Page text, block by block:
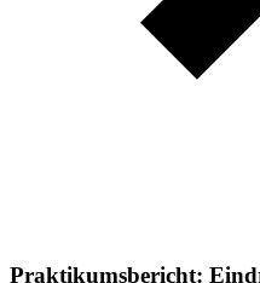
Praktikumsbericht: